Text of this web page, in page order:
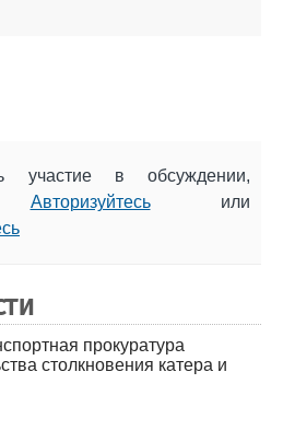
участие в обсуждении,
Авторизуйтесьили
прокуратура
столкновения катера и